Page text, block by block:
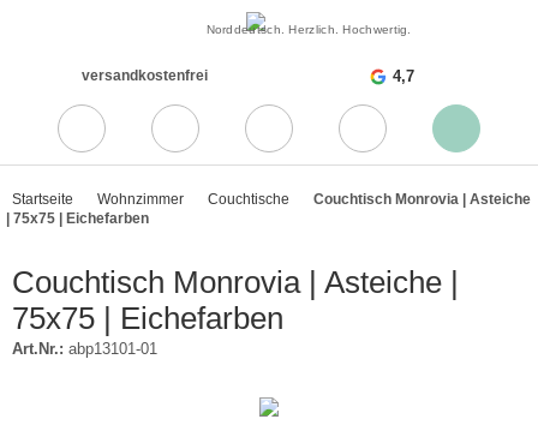
Norddeutsch. Herzlich. Hochwertig.
versandkostenfrei 4,7
Startseite Wohnzimmer Couchtische
Couchtisch Monrovia | Asteiche
| 75x75 | Eichefarben
Couchtisch Monrovia | Asteiche |
75x75 | Eichefarben
Art.Nr.: abp13101-01